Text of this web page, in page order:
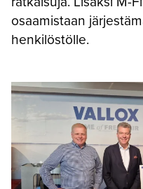
osaamistaan
henkilöstölle.